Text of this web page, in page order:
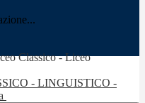
- LINGUISTICO -